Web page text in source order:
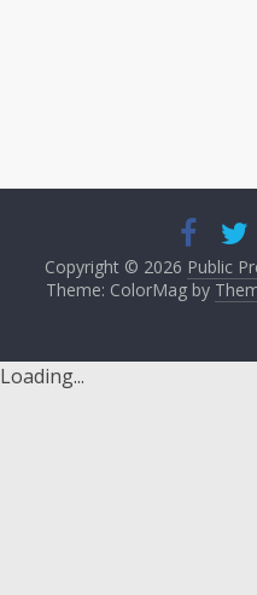
Copyright © 2026 Public
Theme: ColorMag by
Loading...